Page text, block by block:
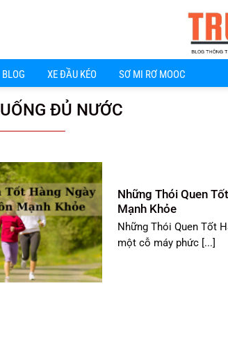
BLOG XE ĐẦU KÉO SƠ MI RƠ MOOC
UỐNG ĐỦ NƯỚC
Những Thói Quen
Mạnh Khỏe
Những Thói Quen Tốt
một cỗ máy phức [...]